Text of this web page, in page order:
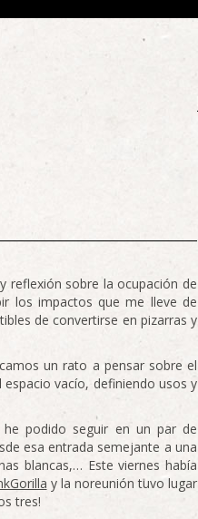
reflexión sobre la ocupación de
los impactos que me lleve de
de convertirse en pizarras y
un rato a pensar sobre el
vacío, definiendo usos y
podido seguir en un par de
esa entrada semejante a una
blancas,… Este viernes había
y la noreunión tuvo lugar
tres!